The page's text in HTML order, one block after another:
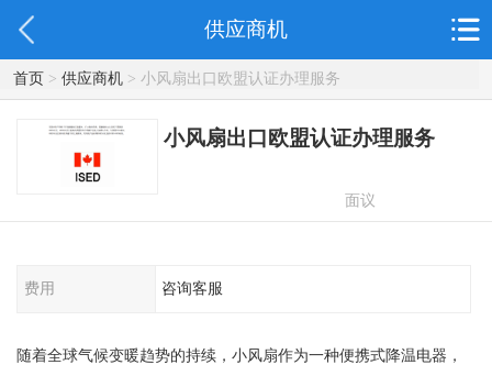
供应商机
首页> 供应商机> 小风扇出口欧盟认证办理服务
小风扇出口欧盟认证办理服务
面议
费用 咨询客服
随着全球气候变暖趋势的持续，小风扇作为一种便携式降温电器，